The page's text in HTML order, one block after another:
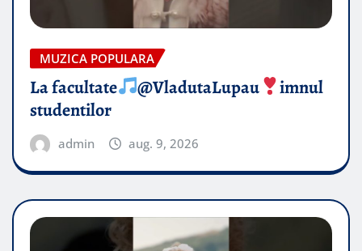
MUZICA POPULARA
La facultate @VladutaLupau
imnul
studentilor
admin aug. 9, 2026